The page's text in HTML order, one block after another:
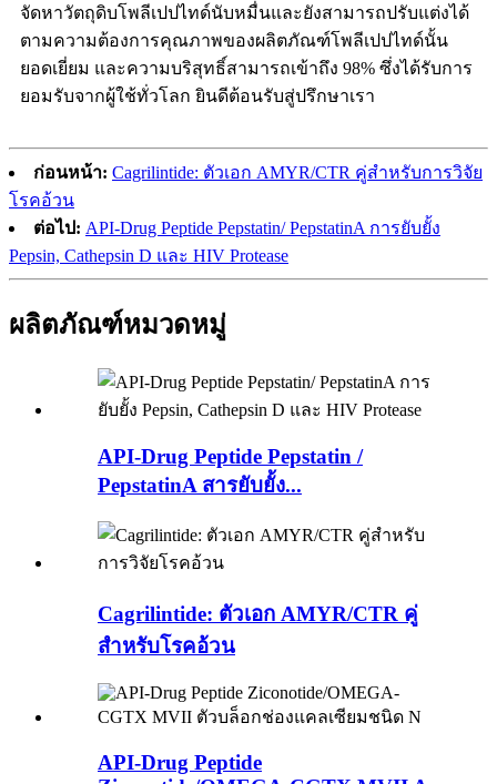
จัดหาวัตถุดิบโพลีเปปไทด์นับหมื่นและยังสามารถปรับแต่งได้
ตามความต้องการคุณภาพของผลิตภัณฑ์โพลีเปปไทด์นั้น
ยอดเยี่ยม และความบริสุทธิ์สามารถเข้าถึง 98% ซึ่งได้รับการ
ยอมรับจากผู้ใช้ทั่วโลก ยินดีต้อนรับสู่ปรึกษาเรา
ก่อนหน้า: Cagrilintide: ตัวเอก AMYR/CTR คู่สำหรับการวิจัย
โรคอ้วน
ต่อไป: API-Drug Peptide Pepstatin/ PepstatinA การยับยั้ง
Pepsin, Cathepsin D และ HIV Protease
ผลิตภัณฑ์หมวดหมู่
API-Drug Peptide Pepstatin /
PepstatinA สารยับยั้ง...
Cagrilintide: ตัวเอก AMYR/CTR คู่
สำหรับโรคอ้วน
API-Drug Peptide